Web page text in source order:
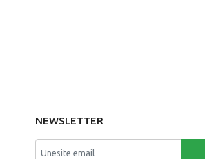
NEWSLETTER